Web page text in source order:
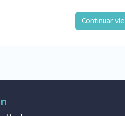
Continuar